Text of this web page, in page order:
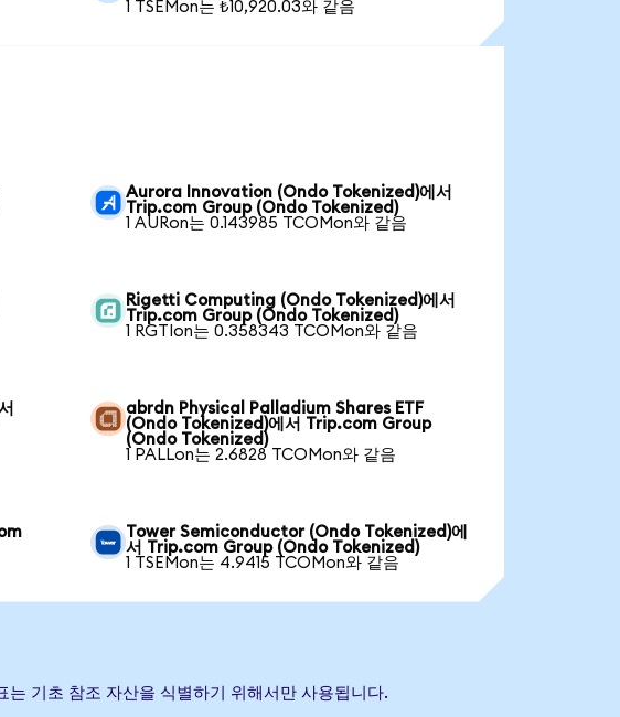
1 TSEMon는 ₺10,920.03와 같음
Aurora Innovation (Ondo Tokenized)에서
Trip.com Group (Ondo Tokenized)
1 AURon는 0.143985 TCOMon와 같음
Rigetti Computing (Ondo Tokenized)에서
Trip.com Group (Ondo Tokenized)
1 RGTIon는 0.358343 TCOMon와 같음
abrdn Physical Palladium Shares ETF
(Ondo Tokenized)에서 Trip.com Group
(Ondo Tokenized)
1 PALLon는 2.6828 TCOMon와 같음
Tower Semiconductor (Ondo Tokenized)에
서 Trip.com Group (Ondo Tokenized)
1 TSEMon는 4.9415 TCOMon와 같음
기초 참조 자산을 식별하기 위해서만 사용됩니다.